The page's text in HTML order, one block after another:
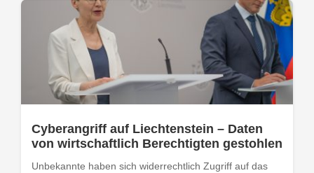
Cyberangriff auf Liechtenstein – Daten
von wirtschaftlich Berechtigten gestohlen
Unbekannte haben sich widerrechtlich Zugriff auf das